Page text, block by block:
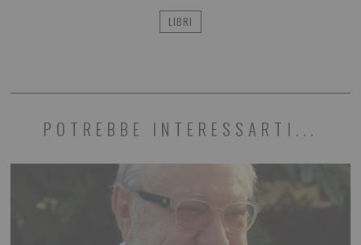
LIBRI
POTREBBE INTERESSARTI...